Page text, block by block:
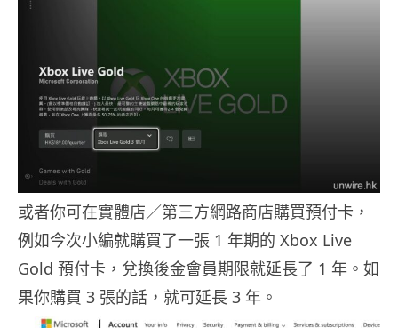
或者你可在實體店／第三方網路商店購買預付卡，
例如今次小編就購買了一張 1 年期的 Xbox Live
Gold 預付卡，兌換後金會員期限就延長了 1 年。如
果你購買 3 張的話，就可延長 3 年。